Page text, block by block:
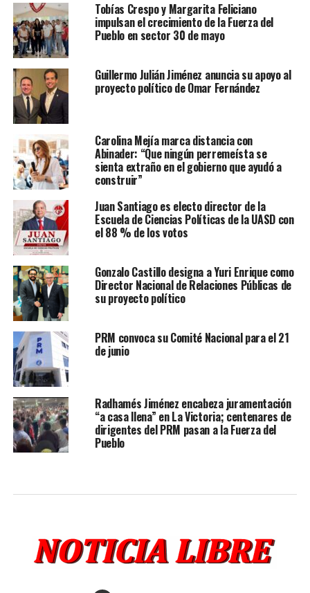
Tobías Crespo y Margarita Feliciano
impulsan el crecimiento de la Fuerza del
Pueblo en sector 30 de mayo
Guillermo Julián Jiménez anuncia su apoyo al
proyecto político de Omar Fernández
Carolina Mejía marca distancia con
Abinader: “Que ningún perremeísta se
sienta extraño en el gobierno que ayudó a
construir”
Juan Santiago es electo director de la
Escuela de Ciencias Políticas de la UASD con
el 88 % de los votos
Gonzalo Castillo designa a Yuri Enrique como
Director Nacional de Relaciones Públicas de
su proyecto político
PRM convoca su Comité Nacional para el 21
de junio
Radhamés Jiménez encabeza juramentación
“a casa llena” en La Victoria; centenares de
dirigentes del PRM pasan a la Fuerza del
Pueblo